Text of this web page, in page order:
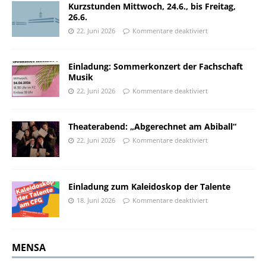
Kurzstunden Mittwoch, 24.6., bis Freitag,
26.6.
22. Juni 2026 Kommentare deaktiviert
Einladung: Sommerkonzert der Fachschaft
Musik
22. Juni 2026 Kommentare deaktiviert
Theaterabend: „Abgerechnet am Abiball“
22. Juni 2026 Kommentare deaktiviert
Einladung zum Kaleidoskop der Talente
18. Juni 2026 Kommentare deaktiviert
MENSA